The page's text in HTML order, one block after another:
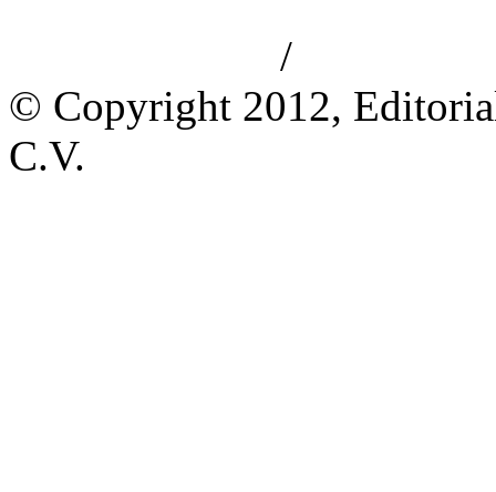
/
© Copyright 2012,
C.V.